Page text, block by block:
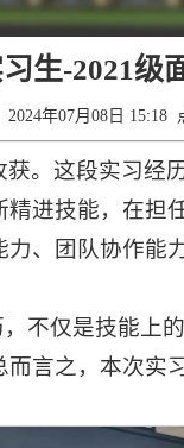
生-2021级
2024年07月08日 15:18
。这段实习
进技能，在担
、团队协作
不仅是技能
言之，本次